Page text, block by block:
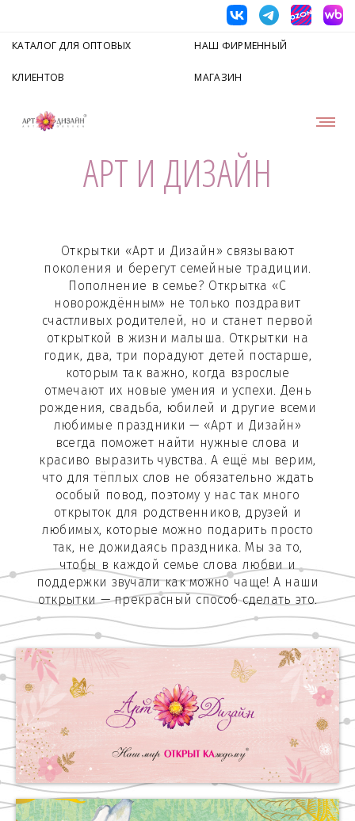
КАТАЛОГ ДЛЯ ОПТОВЫХ
КЛИЕНТОВ
НАШ ФИРМЕННЫЙ
МАГАЗИН
АРТ И ДИЗАЙН
Открытки «Арт и Дизайн» связывают
поколения и берегут семейные традиции.
Пополнение в семье? Открытка «С
новорождённым» не только поздравит
счастливых родителей, но и станет первой
открыткой в жизни малыша. Открытки на
годик, два, три порадуют детей постарше,
которым так важно, когда взрослые
отмечают их новые умения и успехи. День
рождения, свадьба, юбилей и другие всеми
любимые праздники — «Арт и Дизайн»
всегда поможет найти нужные слова и
красиво выразить чувства. А ещё мы верим,
что для тёплых слов не обязательно ждать
особый повод, поэтому у нас так много
открыток для родственников, друзей и
любимых, которые можно подарить просто
так, не дожидаясь праздника. Мы за то,
чтобы в каждой семье слова любви и
поддержки звучали как можно чаще! А наши
открытки — прекрасный способ сделать это.